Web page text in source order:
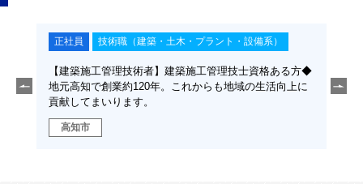
正社員 技術職（建築・土木・プラント・設備系）
【建築施工管理技術者】建築施工管理技士資格ある方◆
地元高知で創業約120年。これからも地域の生活向上に
貢献してまいります。
高知市
らも